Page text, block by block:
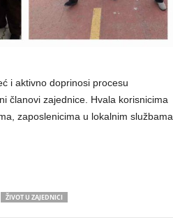
i aktivno doprinosi procesu
članovi zajednice. Hvala korisnicima
zaposlenicima u lokalnim službama
ŽIVOT U ZAJEDNICI